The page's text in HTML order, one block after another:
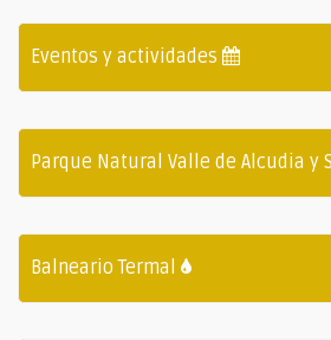
Eventos y actividades
Parque Natural Valle de Alcudia y
Balneario Termal